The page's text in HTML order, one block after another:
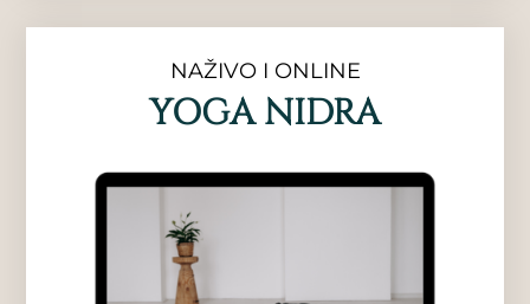
NAŽIVO I ONLINE
YOGA NIDRA